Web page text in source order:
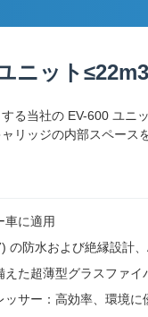
ニット≤22m3
る当社の EV-600 ユニ
リッジの内部スペース
車に適用
の防水および絶縁設計
えた超薄型グラスファ
サー：高効率、環境に